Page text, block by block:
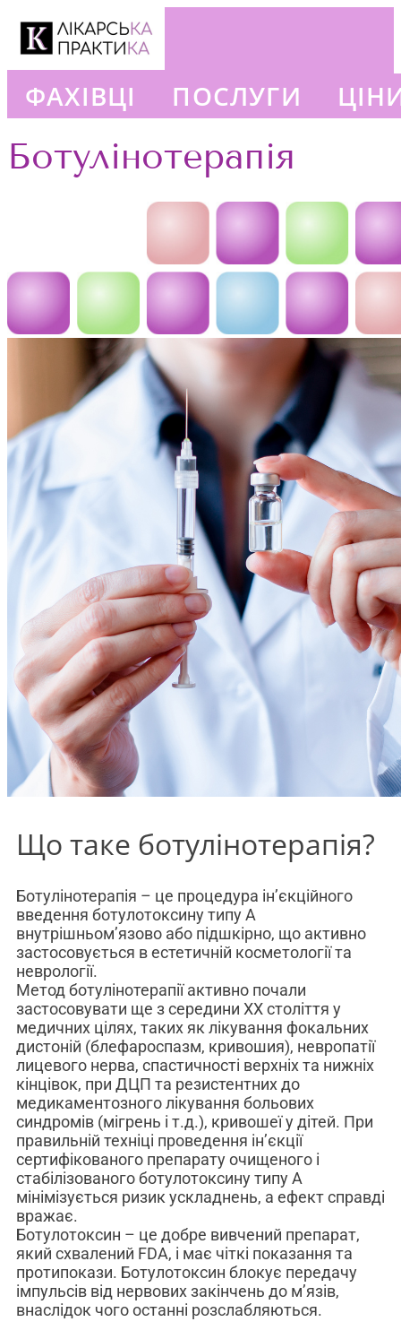
ФАХІВЦІ ПОСЛУГИ
+380663777302
Ботулінотерапія
Що таке ботулінотерапія?
Ботулінотерапія – це процедура ін’єкційного
введення ботулотоксину типу А
внутрішньом’язово або підшкірно, що активно
застосовується в естетичній косметології та
неврології.
Метод ботулінотерапії активно почали
застосовувати ще з середини XX століття у
медичних цілях, таких як лікування фокальних
дистоній (блефароспазм, кривошия), невропатії
лицевого нерва, спастичності верхніх та нижніх
кінцівок, при ДЦП та резистентних до
медикаментозного лікування больових
синдромів (мігрень і т.д.), кривошеї у дітей. При
правильній техніці проведення ін’єкції
сертифікованого препарату очищеного і
стабілізованого ботулотоксину типу А
мінімізується ризик ускладнень, а ефект справді
вражає.
Ботулотоксин – це добре вивчений препарат,
який схвалений FDA, і має чіткі показання та
протипокази. Ботулотоксин блокує передачу
імпульсів від нервових закінчень до м’язів,
внаслідок чого останні розслабляються.